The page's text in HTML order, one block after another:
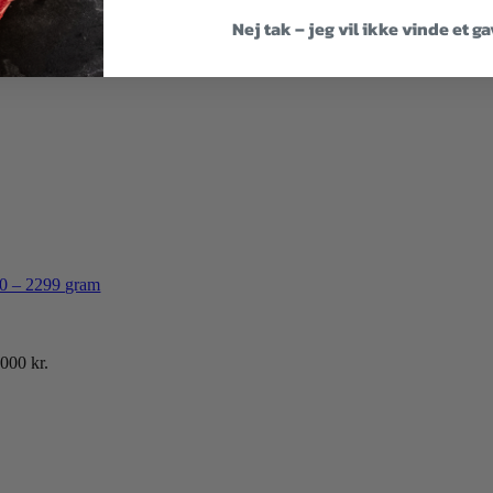
– 2299 gram
kr.
Nej tak – jeg vil ikke vinde et